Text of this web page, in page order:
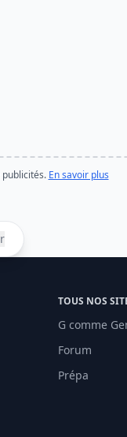
publicités. En savoir plus
TOUS NOS
G comme
Forum
Prépa